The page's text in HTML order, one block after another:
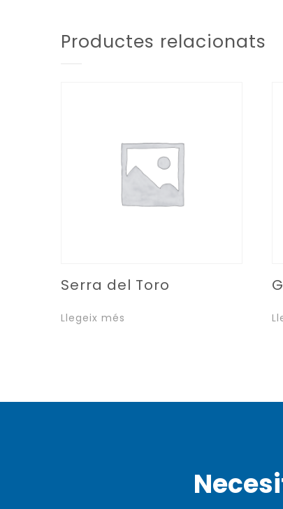
Productes relacionats
Serra del Toro
Llegeix més